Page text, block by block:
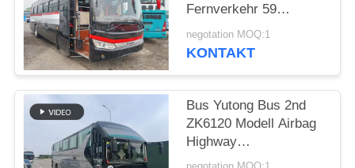
Fernverkehr 59
Sitzplätze 2016 Jahr
Diesel Layout LHD
negotation MOQ:1
KONTAKT
Bus Yutong Bus 2nd
ZK6120 Modell Airbag
Highway
Passagierverkehr 50